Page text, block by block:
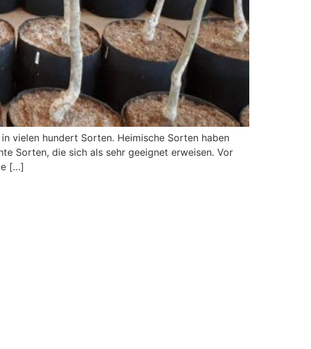
vielen hundert Sorten. Heimische Sorten haben
Sorten, die sich als sehr geeignet erweisen. Vor
[…]